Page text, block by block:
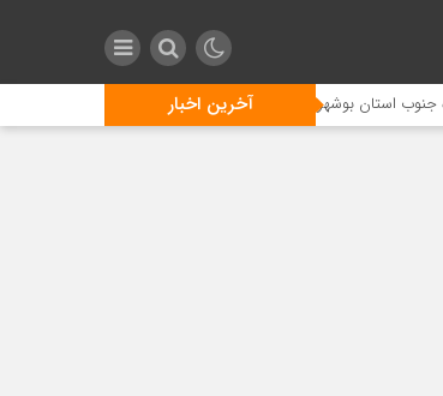
آخرین اخبار
بوشهر از مدیرعامل سازمان منطقه ویژه پارس قدردانی کرد